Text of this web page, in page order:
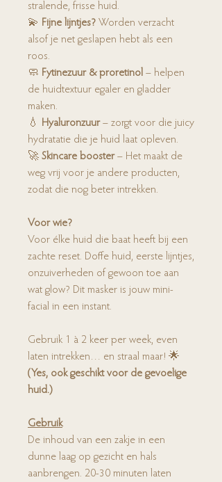
stralende, frisse huid.
💫 Fijne lijntjes? Worden verzacht
alsof je net geslapen hebt als een
roos.
🧼 Fytinezuur & proretinol – helpen
de huidtextuur egaler en gladder
maken.
💧
Hyaluronzuur– zorgt voor die juicy
hydratatie die je huid laat opleven.
🚀 Skincare booster– Het maakt de
weg vrij voor je andere producten,
zodat die nog beter intrekken.
Voor wie?
Voor élke huid die baat heeft bij een
zachte reset. Doffe huid, eerste lijntjes,
onzuiverheden of gewoon toe aan
wat glow? Dit masker is jouw mini-
facial in een instant.
Gebruik 1 à 2 keer per week, even
laten intrekken… en straal maar! 🌟
(Yes, ook geschikt voor de gevoelige
huid.)
Gebruik
De inhoud van een zakje in een
dunne laag op gezicht en hals
aanbrengen. 20-30 minuten laten